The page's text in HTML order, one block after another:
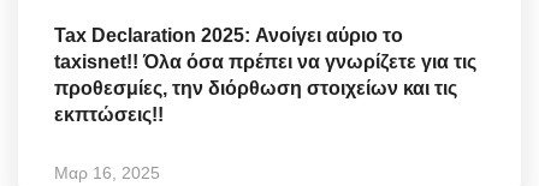
Tax Declaration 2025: Ανοίγει αύριο το
taxisnet!! Όλα όσα πρέπει να γνωρίζετε για τις
προθεσμίες, την διόρθωση στοιχείων και τις
εκπτώσεις!!
Μαρ 16, 2025